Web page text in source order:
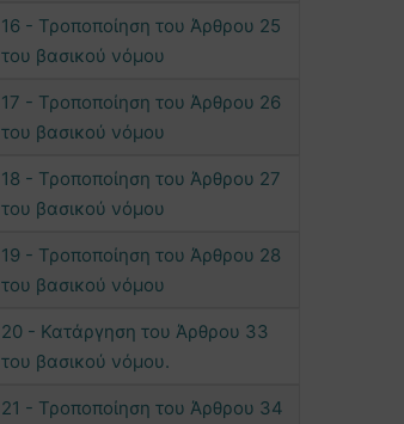
16 - Τροποποίηση του Άρθρου 25
του βασικού νόμου
17 - Τροποποίηση του Άρθρου 26
του βασικού νόμου
18 - Τροποποίηση του Άρθρου 27
του βασικού νόμου
19 - Τροποποίηση του Άρθρου 28
του βασικού νόμου
20 - Κατάργηση του Άρθρου 33
του βασικού νόμου.
21 - Τροποποίηση του Άρθρου 34